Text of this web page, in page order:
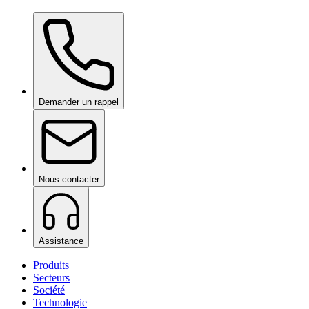
Ceramic Pro Care+sur demande
Demander un rappel
Nous contacter
Assistance
Produits
Secteurs
Société
Technologie